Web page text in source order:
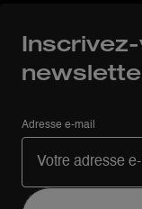
Adresse e-mail